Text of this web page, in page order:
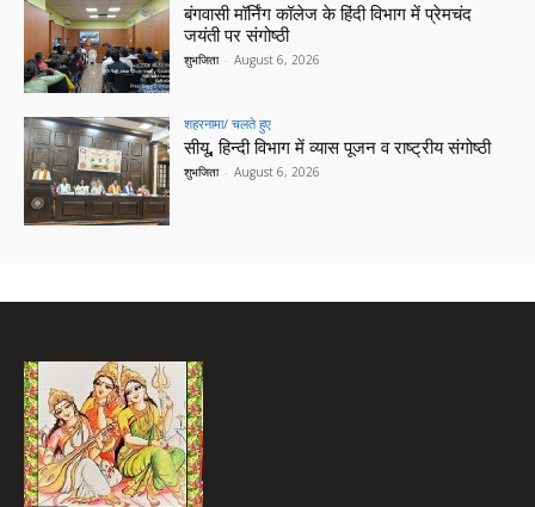
बंगवासी मॉर्निंग कॉलेज के हिंदी विभाग में प्रेमचंद
जयंती पर संगोष्ठी
शुभजिता - August 6, 2026
शहरनामा/ चलते हुए
सीयू, हिन्दी विभाग में व्यास पूजन व राष्ट्रीय संगोष्ठी
शुभजिता - August 6, 2026